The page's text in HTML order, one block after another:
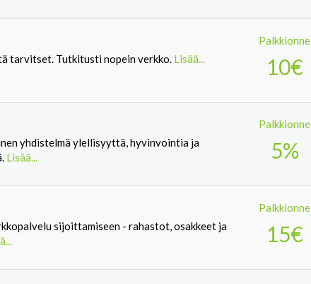
tarvitset. Tutkitusti nopein verkko. Lisää...
Palkkionne
10€
yhdistelmä ylellisyyttä, hyvinvointia ja
Lisää...
Palkkionne
5%
sijoittamiseen - rahastot, osakkeet ja
Palkkionne
15€